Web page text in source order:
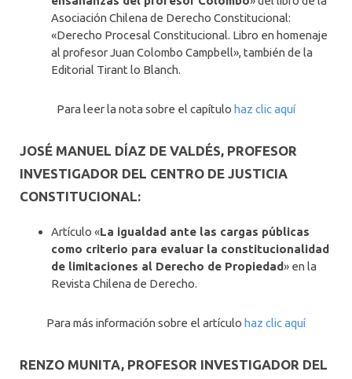
Asociación Chilena de Derecho Constitucional:
«Derecho Procesal Constitucional. Libro en homenaje
al profesor Juan Colombo Campbell», también de la
Editorial Tirant lo Blanch.
Para leer la nota sobre el capítulo haz clic aquí
JOSÉ MANUEL DÍAZ DE VALDÉS, PROFESOR
INVESTIGADOR DEL CENTRO DE JUSTICIA
CONSTITUCIONAL:
Artículo «La igualdad ante las cargas públicas
como criterio para evaluar la constitucionalidad
de limitaciones al Derecho de Propiedad» en la
Revista Chilena de Derecho.
Para más información sobre el artículo haz clic aquí
RENZO MUNITA, PROFESOR INVESTIGADOR DEL